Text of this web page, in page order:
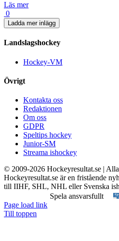
Läs mer
0
Ladda mer inlägg
Landslagshockey
Hockey-VM
Övrigt
Kontakta oss
Redaktionen
Om oss
GDPR
Speltips hockey
Junior-SM
Streama ishockey
© 2009-2026 Hockeyresultat.se |
Hockeyresultat.se är en fristående
till IIHF, SHL, NHL eller Svenska
Spela ansvarsfullt
Page load link
Till toppen